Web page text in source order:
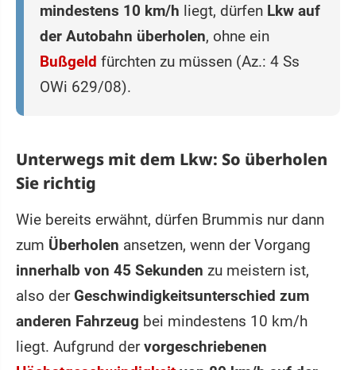
mindestens 10 km/h liegt, dürfen Lkw auf
der Autobahn überholen, ohne ein
Bußgeld fürchten zu müssen (Az.: 4 Ss
OWi 629/08).
Unterwegs mit dem Lkw: So überholen
Sie richtig
Wie bereits erwähnt, dürfen Brummis nur dann
zum Überholen ansetzen, wenn der Vorgang
innerhalb von 45 Sekunden zu meistern ist,
also derGeschwindigkeitsunterschied zum
anderen Fahrzeug bei mindestens 10 km/h
liegt. Aufgrund dervorgeschriebenen